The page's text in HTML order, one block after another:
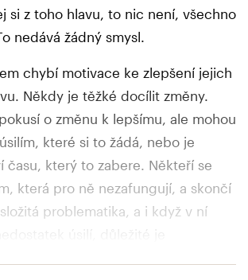
si z toho hlavu, to nic není, všechno
nedává žádný smysl.
chybí motivace ke zlepšení jejich
Někdy je těžké docílit změny.
o změnu k lepšímu, ale mohou
které si to žádá, nebo je
času, který to zabere. Někteří se
která pro ně nezafungují, a skončí
problematika, a i když v ní